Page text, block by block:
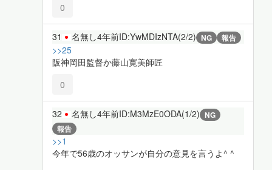
0
31 名無し4年前ID:YwMDIzNTA(2/2) NG 報告
>>25
阪神岡田監督か藤山寛美師匠
0
32 名無し4年前ID:M3MzE0ODA(1/2) NG
報告
>>1
今年で56歳のオッサンが自分の意見を言うよ^ ^